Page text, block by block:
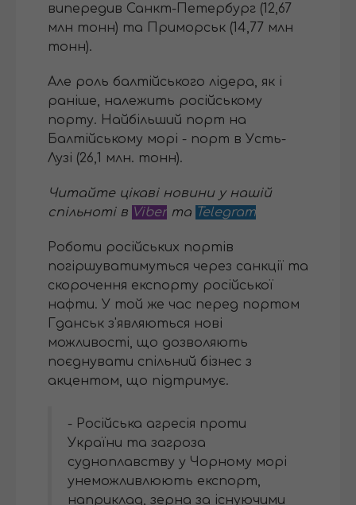
випередив Санкт-Петербург (12,67
млн ​​тонн) та Приморськ (14,77 млн ​​
тонн).
Але роль балтійського лідера, як і
раніше, належить російському
порту. Найбільший порт на
Балтійському морі - порт в Усть-
Лузі (26,1 млн. тонн).
Читайте цікаві новини у нашій
спільноті в Viber та Telegram
Роботи російських портів
погіршуватимуться через санкції та
скорочення експорту російської
нафти. У той же час перед портом
Гданськ з'являються нові
можливості, що дозволяють
поєднувати спільний бізнес з
акцентом, що підтримує.
- Російська агресія проти
України та загроза
судноплавству у Чорному морі
унеможливлюють експорт,
наприклад, зерна за існуючими